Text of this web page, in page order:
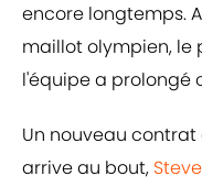
encore longtemps.
maillot olympien, le
l'équipe a prolongé
Un nouveau contrat
arrive au bout,